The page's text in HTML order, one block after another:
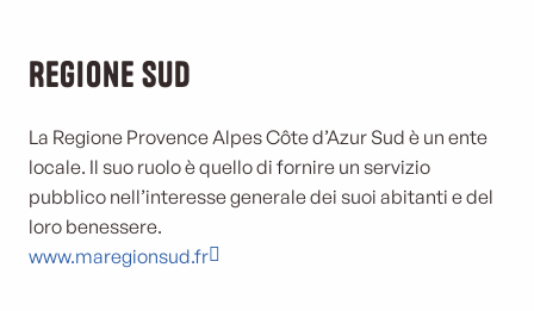
Regione Sud
La Regione Provence Alpes Côte d’Azur Sud è un ente
locale. Il suo ruolo è quello di fornire un servizio
pubblico nell’interesse generale dei suoi abitanti e del
loro benessere.
www.maregionsud.fr